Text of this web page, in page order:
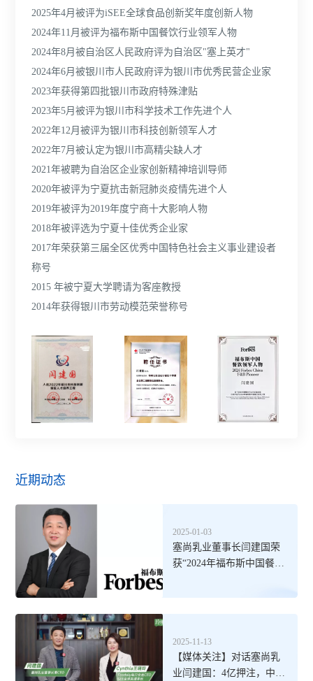
2025年4月被评为iSEE全球食品创新奖年度创新人物
2024年11月被评为福布斯中国餐饮行业领军人物
2024年8月被自治区人民政府评为自治区"塞上英才"
2024年6月被银川市人民政府评为银川市优秀民营企业家
2023年获得第四批银川市政府特殊津贴
2023年5月被评为银川市科学技术工作先进个人
2022年12月被评为银川市科技创新领军人才
2022年7月被认定为银川市高精尖缺人才
2021年被聘为自治区企业家创新精神培训导师
2020年被评为宁夏抗击新冠肺炎疫情先进个人
2019年被评为2019年度宁商十大影响人物
2018年被评选为宁夏十佳优秀企业家
2017年荣获第三届全区优秀中国特色社会主义事业建设者
称号
2015 年被宁夏大学聘请为客座教授
2014年获得银川市劳动模范荣誉称号
2011年被宁夏奶业协会授予"全国优秀奶业工作者"称号
2007年被评为首届宁夏十大品牌战略策划家
2005年被评为星火计划先进个人
2004年被国家农业部评为第五届全国乡镇企业家
2002年被评为中国奶业协会优秀工作者
近期动态
2025-01-03
塞尚乳业董事长闫建国荣
获“2024年福布斯中国餐饮
2025-11-13
【媒体关注】对话塞尚乳
业闫建国：4亿押注，中国